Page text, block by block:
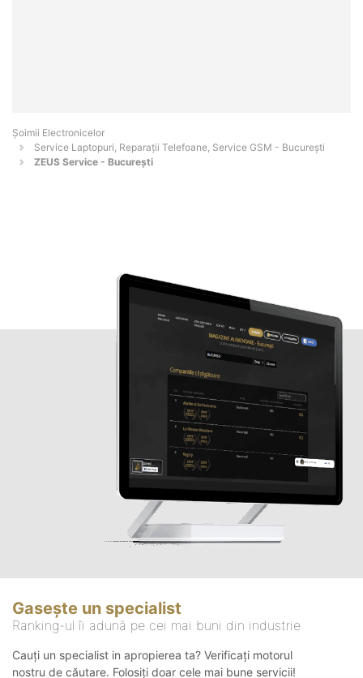
Șoimii Electronicelor
Service Laptopuri, Reparații Telefoane, Service GSM - Bucureşti
ZEUS Service - București
Gasește un specialist
Ranking-ul îi adună pe cei mai buni din industrie
Cauți un specialist in apropierea ta? Verificați motorul
nostru de căutare. Folosiți doar cele mai bune servicii!